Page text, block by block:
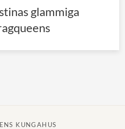
glammiga
KUNGAHUS